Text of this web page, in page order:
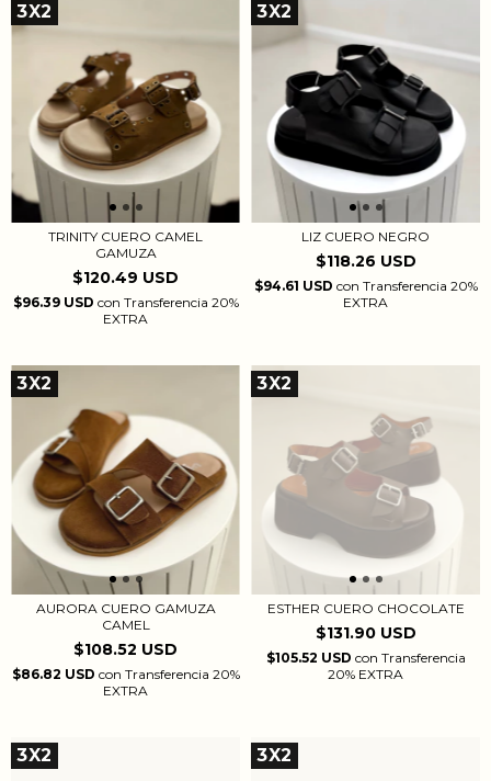
3X2
TRINITY CUERO CAMEL
GAMUZA
$120.49 USD
$96.39 USD con Transferencia 20%
EXTRA
3X2
LIZ CUERO NEGRO
$118.26 USD
$94.61 USD con Transferencia 20%
EXTRA
3X2
AURORA CUERO GAMUZA
CAMEL
$108.52 USD
$86.82 USD con Transferencia 20%
EXTRA
3X2
ESTHER CUERO CHOCOLATE
$131.90 USD
$105.52 USD con Transferencia
20% EXTRA
3X2 3X2